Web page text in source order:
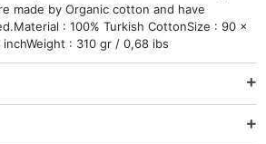
made by Organic cotton and have
: 100% Turkish CottonSize : 90 x
: 310 gr / 0,68 ibs